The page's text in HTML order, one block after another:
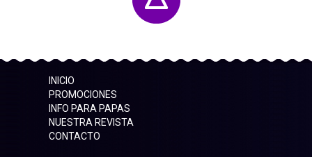
INICIO
PROMOCIONES
INFO PARA PAPAS
NUESTRA REVISTA
CONTACTO